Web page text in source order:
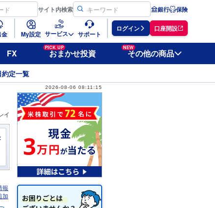
サイト内検索 銀行 保険
金 My設定 サービス サポート
ログイン 口座開設
FX
PICK UP
おまかせ投資
NEW
その他の商品
約定一覧
2026-08-06 08:11:15
イ
報
加